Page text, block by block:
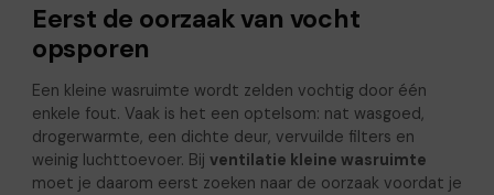
Eerst de oorzaak van vocht
opsporen
Een kleine wasruimte wordt zelden vochtig door één
enkele fout. Vaak is het een optelsom: nat wasgoed,
drogerwarmte, een dichte deur, vervuilde filters en
weinig luchttoevoer. Bij ventilatie kleine wasruimte
moet je daarom eerst zoeken naar de oorzaak voordat je